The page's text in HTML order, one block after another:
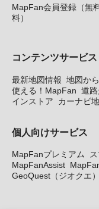
MapFan会員登録（無料
料）
コンテンツサービス
最新地図情報 地図か
使える！MapFan 道
インストア
カーナビ
個人向けサービス
MapFanプレミアム
MapFanAssist
GeoQuest（ジオクエ）